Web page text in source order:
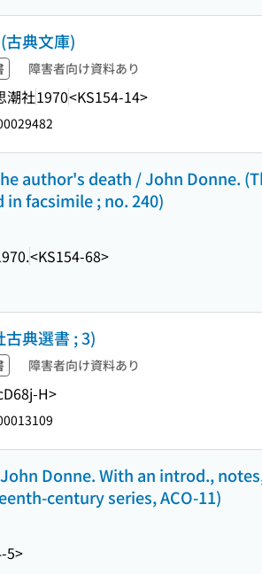
古典文庫)
障害者向け資料あり
潮社1970<KS154-14>
author's death / John Donne.
facsimile ; no. 240)
<KS154-68>
典選書 ; 3)
障害者向け資料あり
H>
Donne. With an introd.,
century series, ACO-11)
5>